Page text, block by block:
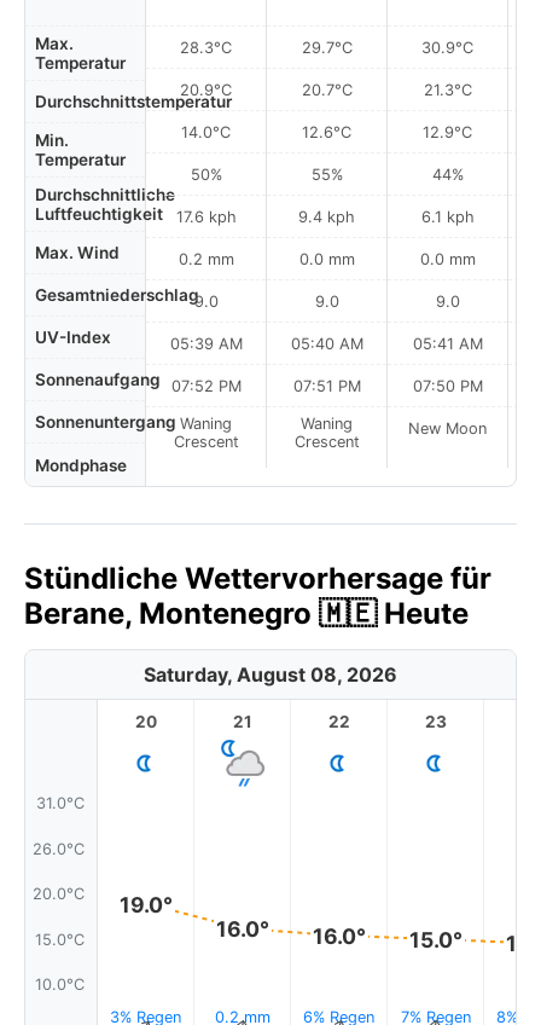
Max.
Temperatur
Durchschnittstemperatur
Min.
Temperatur
Durchschnittliche
Luftfeuchtigkeit
Max. Wind
Gesamtniederschlag
UV-Index
Sonnenaufgang
Sonnenuntergang
Mondphase
28.3°C
20.9°C
14.0°C
50%
17.6 kph
0.2 mm
9.0
05:39 AM
07:52 PM
Waning
Crescent
29.7°C
20.7°C
12.6°C
55%
9.4 kph
0.0 mm
9.0
05:40 AM
07:51 PM
Waning
Crescent
30.9°C
21.3°C
12.9°C
44%
6.1 kph
0.0 mm
9.0
05:41 AM
07:50 PM
New Moon
Stündliche Wettervorhersage für
Berane, Montenegro 🇲🇪 Heute
Saturday, August 08, 2026
31.0°C
26.0°C
20.0°C
15.0°C
10.0°C
20
19.0°
3% Regen
21
16.0°
0.2 mm
22
16.0°
6% Regen
23
15.0°
7% Regen 8%